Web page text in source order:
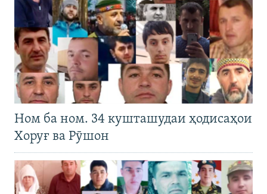
Ном ба ном. 34 кушташудаи ҳодисаҳои
Хоруғ ва Рӯшон